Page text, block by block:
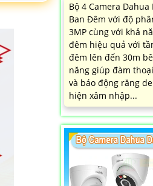
Bộ 4 Camera Dahua
Ban Đêm với độ
3MP cùng với khả
đêm hiệu quả với
đêm lên đến 30m
năng giúp đàm
và báo động răng
hiện xâm nhập...